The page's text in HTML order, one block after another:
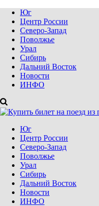
Юг
Центр России
Северо-Запад
Поволжье
Урал
Сибирь
Дальний Восток
Новости
ИНФО
Юг
Центр России
Северо-Запад
Поволжье
Урал
Сибирь
Дальний Восток
Новости
ИНФО